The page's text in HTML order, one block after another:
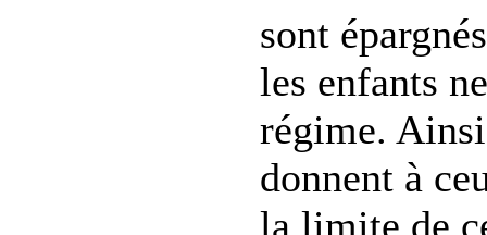
sont
les enfants
régime.
donnent à
la limite de